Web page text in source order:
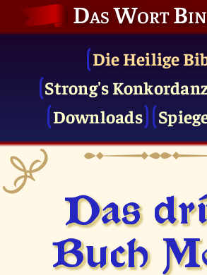
Das Wort
Die Heilige
Strong's
Downloads
Das
Buch